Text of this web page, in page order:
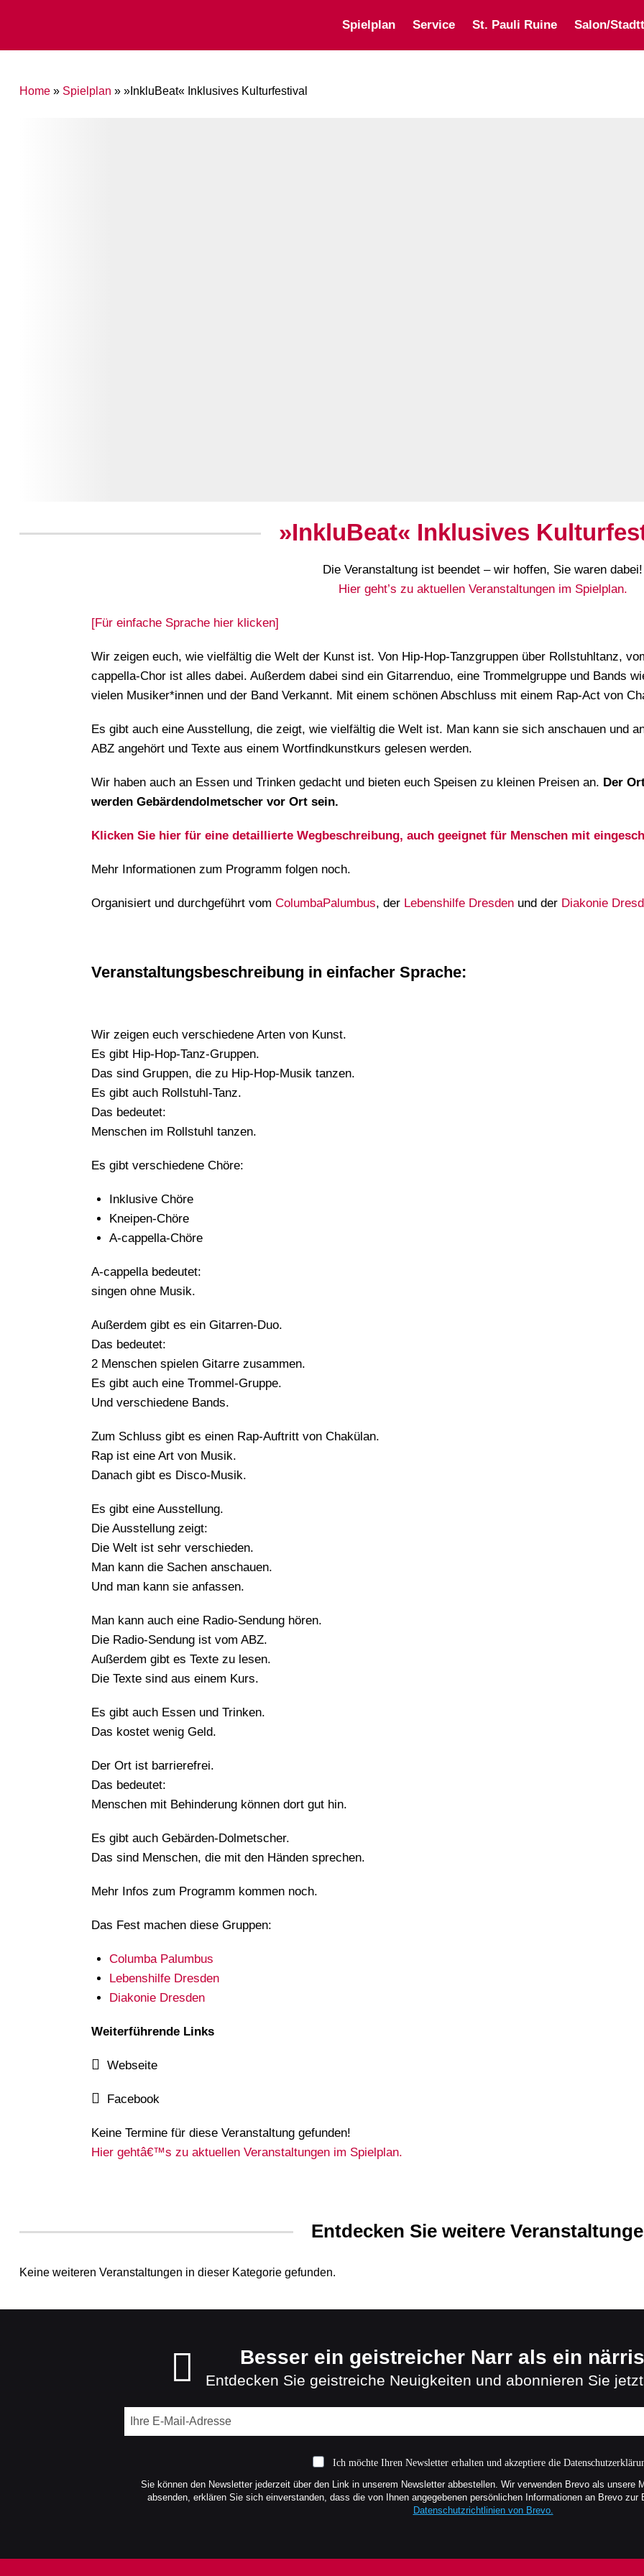
Spielplan Service St. Pauli Ruine Salon/
Home» Spielplan » »InkluBeat« Inklusives Kulturfestival
»InkluBeat« Inklusives
Die Veranstaltung ist beendet – wir hoffen, Sie waren dabei!
Hier geht’s zu aktuellen Veranstaltungen im Spielplan.
[Für einfache Sprache hier klicken]
Wir zeigen euch, wie vielfältig die Welt der Kunst ist. Von Hip-Hop-Tanzgruppen über Rollstuhltanz,
cappella-Chor ist alles dabei. Außerdem dabei sind ein Gitarrenduo, eine Trommelgruppe und Bands
vielen Musiker*innen und der Band Verkannt. Mit einem schönen Abschluss mit einem Rap-Act von
Es gibt auch eine Ausstellung, die zeigt, wie vielfältig die Welt ist. Man kann sie sich anschauen und
ABZ angehört und Texte aus einem Wortfindkunstkurs gelesen werden.
Wir haben auch an Essen und Trinken gedacht und bieten euch Speisen zu kleinen Preisen an. Der
werden Gebärdendolmetscher vor Ort sein.
Klicken Sie hier für eine detaillierte Wegbeschreibung, auch geeignet für Menschen mit
Mehr Informationen zum Programm folgen noch.
Organisiert und durchgeführt vom ColumbaPalumbus, der Lebenshilfe Dresdenund der Diakonie
Veranstaltungsbeschreibung in einfacher Sprache:
Wir zeigen euch verschiedene Arten von Kunst.
Es gibt Hip-Hop-Tanz-Gruppen.
Das sind Gruppen, die zu Hip-Hop-Musik tanzen.
Es gibt auch Rollstuhl-Tanz.
Das bedeutet:
Menschen im Rollstuhl tanzen.
Es gibt verschiedene Chöre:
Inklusive Chöre
Kneipen-Chöre
A-cappella-Chöre
A-cappella bedeutet:
singen ohne Musik.
Außerdem gibt es ein Gitarren-Duo.
Das bedeutet:
2 Menschen spielen Gitarre zusammen.
Es gibt auch eine Trommel-Gruppe.
Und verschiedene Bands.
Zum Schluss gibt es einen Rap-Auftritt von Chakülan.
Rap ist eine Art von Musik.
Danach gibt es Disco-Musik.
Es gibt eine Ausstellung.
Die Ausstellung zeigt:
Die Welt ist sehr verschieden.
Man kann die Sachen anschauen.
Und man kann sie anfassen.
Man kann auch eine Radio-Sendung hören.
Die Radio-Sendung ist vom ABZ.
Außerdem gibt es Texte zu lesen.
Die Texte sind aus einem Kurs.
Es gibt auch Essen und Trinken.
Das kostet wenig Geld.
Der Ort ist barrierefrei.
Das bedeutet:
Menschen mit Behinderung können dort gut hin.
Es gibt auch Gebärden-Dolmetscher.
Das sind Menschen, die mit den Händen sprechen.
Mehr Infos zum Programm kommen noch.
Das Fest machen diese Gruppen:
Columba Palumbus
Lebenshilfe Dresden
Diakonie Dresden
Weiterführende Links
Webseite
Facebook
Keine Termine für diese Veranstaltung gefunden!
Hier gehtâ€™s zu aktuellen Veranstaltungen im Spielplan.
Entdecken Sie weitere
Keine weiteren Veranstaltungen in dieser Kategorie gefunden.
Besser ein geistreicher Narr als ein
Entdecken Sie geistreiche Neuigkeiten und abonnieren Sie
Ich möchte Ihren Newsletter erhalten und akzeptiere die
Sie können den Newsletter jederzeit über den Link in unserem Newsletter abbestellen. Wir verwenden Brevo als unsere
absenden, erklären Sie sich einverstanden, dass die von Ihnen angegebenen persönlichen Informationen an Brevo zur
Datenschutzrichtlinien von Brevo.